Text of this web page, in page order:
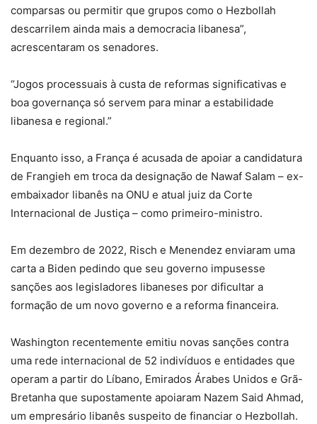
comparsas ou permitir que grupos como o Hezbollah
descarrilem ainda mais a democracia libanesa”,
acrescentaram os senadores.
“Jogos processuais à custa de reformas significativas e
boa governança só servem para minar a estabilidade
libanesa e regional.”
Enquanto isso, a França é acusada de apoiar a candidatura
de Frangieh em troca da designação de Nawaf Salam – ex-
embaixador libanês na ONU e atual juiz da Corte
Internacional de Justiça – como primeiro-ministro.
Em dezembro de 2022, Risch e Menendez enviaram uma
carta a Biden pedindo que seu governo impusesse
sanções aos legisladores libaneses por dificultar a
formação de um novo governo e a reforma financeira.
Washington recentemente emitiu novas sanções contra
uma rede internacional de 52 indivíduos e entidades que
operam a partir do Líbano, Emirados Árabes Unidos e Grã-
Bretanha que supostamente apoiaram Nazem Said Ahmad,
um empresário libanês suspeito de financiar o Hezbollah.